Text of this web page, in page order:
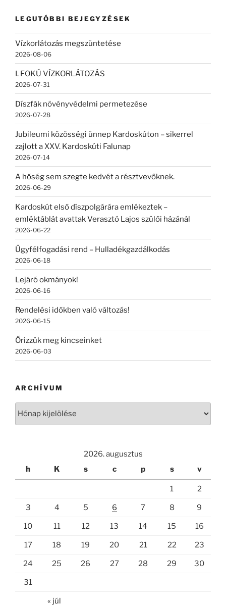
LEGUTÓBBI BEJEGYZÉSEK
Vízkorlátozás megszüntetése
2026-08-06
I. FOKÚ VÍZKORLÁTOZÁS
2026-07-31
Díszfák növényvédelmi permetezése
2026-07-28
Jubileumi közösségi ünnep Kardoskúton – sikerrel
zajlott a XXV. Kardoskúti Falunap
2026-07-14
A hőség sem szegte kedvét a résztvevőknek.
2026-06-29
Kardoskút első díszpolgárára emlékeztek –
emléktáblát avattak Verasztó Lajos szülői házánál
2026-06-22
Ügyfélfogadási rend – Hulladékgazdálkodás
2026-06-18
Lejáró okmányok!
2026-06-16
Rendelési időkben való változás!
2026-06-15
Őrizzük meg kincseinket
2026-06-03
ARCHÍVUM
2026. augusztus
h
K s c p s v
1 2
3 4 5 6 7 8 9
10 11 12 13 14 15 16
17 18 19 20 21 22 23
24 25 26 27 28 29 30
31
« júl